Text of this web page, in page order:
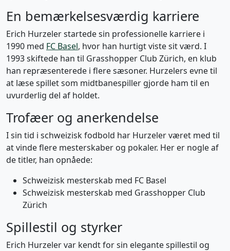
En bemærkelsesværdig karriere
Erich Hurzeler startede sin professionelle karriere i
1990 med FC Basel, hvor han hurtigt viste sit værd. I
1993 skiftede han til Grasshopper Club Zürich, en klub
han repræsenterede i flere sæsoner. Hurzelers evne til
at læse spillet som midtbanespiller gjorde ham til en
uvurderlig del af holdet.
Trofæer og anerkendelse
I sin tid i schweizisk fodbold har Hurzeler været med til
at vinde flere mesterskaber og pokaler. Her er nogle af
de titler, han opnåede:
Schweizisk mesterskab med FC Basel
Schweizisk mesterskab med Grasshopper Club
Zürich
Spillestil og styrker
Erich Hurzeler var kendt for sin elegante spillestil og